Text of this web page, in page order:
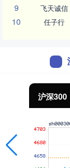
9 飞天诚信
10 任子行
沪深300